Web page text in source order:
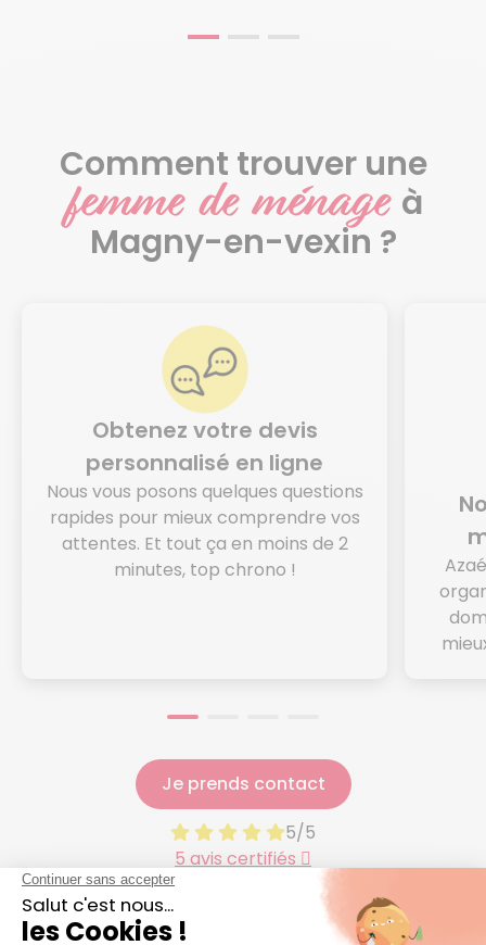
Comment trouver une
femme de ménage à
Magny-en-vexin ?
Obtenez votre devis
personnalisé en ligne
Nous vous posons quelques questions
rapides pour mieux comprendre vos
attentes. Et tout ça en moins de 2
minutes, top chrono !
Je prends contact
5/5
5 avis certifiés